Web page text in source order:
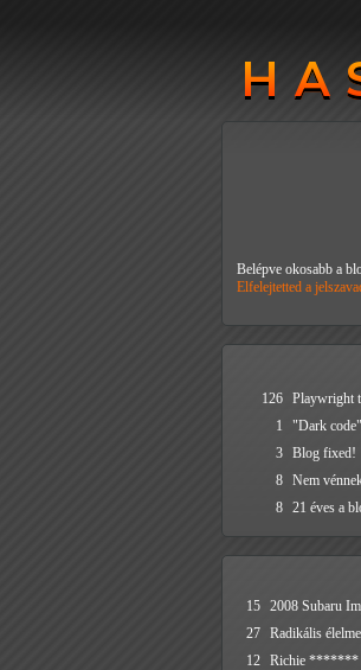
Belépve okosabb a
Elfelejtetted a
126 Playwright
1
"Dark code"
3 Blog fixed!
8 Nem
8 21 éves a
15 2008 Subaru
27 Radikális
12 Richie *******